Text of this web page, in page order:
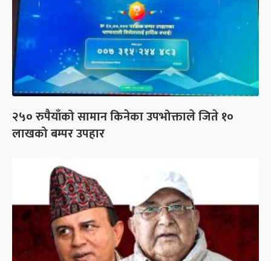
२५० रुपैयाँको सामान किनेका उपभोक्ताले जिते १०
लाखको बम्पर उपहार